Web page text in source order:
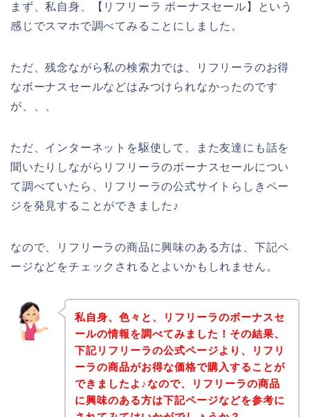
まず、私自身、【リフリーラ ボーナスセール】という
感じでスマホで調べてみることにしました。
ただ、残念ながら私の検索力では、リフリーラのお得
なボーナスセールなどはみつけられなかったのです
が、、、
ただ、インターネットを駆使して、また友達にも話を
聞いたりしながらリフリーラのボーナスセールについ
て調べていたら、リフリーラの公式サイトらしきペー
ジを発見することができました♪
なので、リフリーラの商品に興味のある方は、下記ペ
ージなどをチェックされるとよいかもしれません。
私自身、色々と、リフリーラのボーナスセ
ールの情報を調べてみました！その結果、
下記リフリーラの公式ページより、リフリ
ーラの商品がお得な価格で購入することが
できましたよ♪なので、リフリーラの商品
に興味のある方は下記ページなどを参考に